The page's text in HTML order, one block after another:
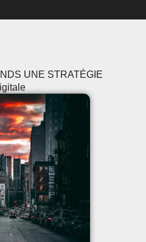
UNE STRATÉGIE